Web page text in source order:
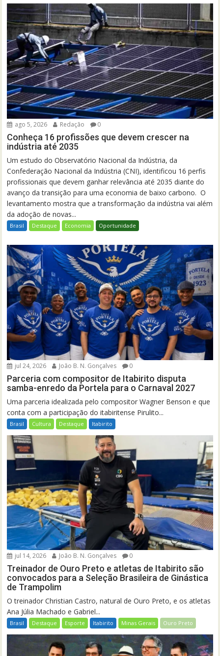
ago 5, 2026 Redação 0
Conheça 16 profissões que devem crescer na
indústria até 2035
Um estudo do Observatório Nacional da Indústria, da
Confederação Nacional da Indústria (CNI), identificou 16 perfis
profissionais que devem ganhar relevância até 2035 diante do
avanço da transição para uma economia de baixo carbono. O
levantamento mostra que a transformação da indústria vai além
da adoção de novas...
Brasil Destaque Economia Oportunidade
jul 24, 2026 João B. N. Gonçalves 0
Parceria com compositor de Itabirito disputa
samba-enredo da Portela para o Carnaval 2027
Uma parceria idealizada pelo compositor Wagner Benson e que
conta com a participação do itabiritense Pirulito...
Brasil Cultura Destaque Itabirito
jul 14, 2026 João B. N. Gonçalves 0
Treinador de Ouro Preto e atletas de Itabirito são
convocados para a Seleção Brasileira de Ginástica
de Trampolim
O treinador Christian Castro, natural de Ouro Preto, e os atletas
Ana Júlia Machado e Gabriel...
Brasil Destaque Esporte Itabirito Minas Gerais Ouro Preto